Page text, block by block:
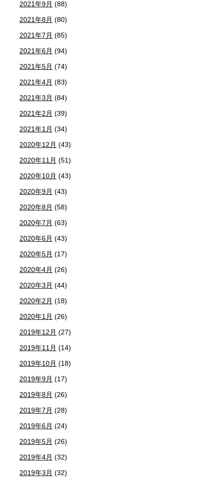
2021年9月 (88)
2021年8月 (80)
2021年7月 (85)
2021年6月 (94)
2021年5月 (74)
2021年4月 (83)
2021年3月 (84)
2021年2月 (39)
2021年1月 (34)
2020年12月 (43)
2020年11月 (51)
2020年10月 (43)
2020年9月 (43)
2020年8月 (58)
2020年7月 (63)
2020年6月 (43)
2020年5月 (17)
2020年4月 (26)
2020年3月 (44)
2020年2月 (18)
2020年1月 (26)
2019年12月 (27)
2019年11月 (14)
2019年10月 (18)
2019年9月 (17)
2019年8月 (26)
2019年7月 (28)
2019年6月 (24)
2019年5月 (26)
2019年4月 (32)
2019年3月 (32)